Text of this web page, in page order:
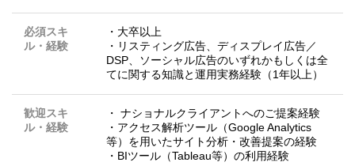
必須スキ
ル・経験
・大卒以上
・リスティング広告、ディスプレイ広告／
DSP、ソーシャル広告のいずれかもしくは全
てに関する知識と運用実務経験（1年以上）
歓迎スキ
ル・経験
・ ナショナルクライアントへのご提案経験
・アクセス解析ツール（Google Analytics
等）を用いたサイト分析・改善提案の経験
・BIツール（Tableau等）の利用経験